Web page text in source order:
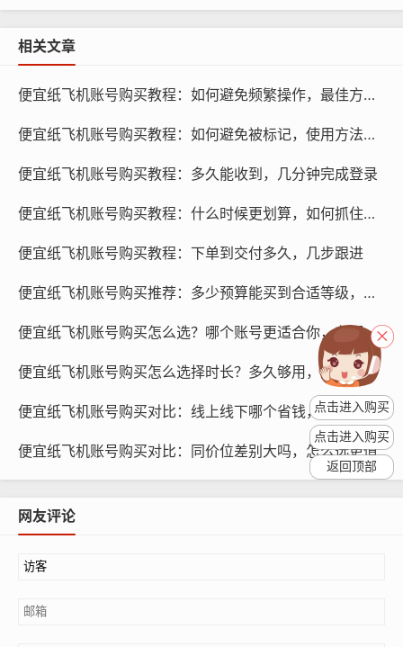
16888.com
为了降低购买便宜纸飞机账号的风险，我们需要采取一些
措施，我们应该选择信誉良好的纸飞机账号供应商，这些
供应商通常会提供账号的安全性保障，并保证账号的合法
性和安全性，我们应该选择购买正版账号，而不是黑市账
号，购买正版账号可以确保账号的安全性,并且不会涉及到
在购买便宜纸飞机账号后，我们需要注意如何使用，我们
应该遵守纸飞机账号的使用规则，不要进行任何违反规定
的行为，我们应该定期更改账号密码，并确保账号的安全
避免在公共场合使用账号,以降低账号被攻击的风险。
相关文章
便宜纸飞机账号购买教程：如何避免频繁操作，最佳方法是什么
便宜纸飞机账号购买教程：如何避免被标记，使用方法有哪些
便宜纸飞机账号购买教程：多久能收到，几分钟完成登录
便宜纸飞机账号购买教程：什么时候更划算，如何抓住活动
便宜纸飞机账号购买教程：下单到交付多久，几步跟进
便宜纸飞机账号购买推荐：多少预算能买到合适等级，怎么判断
便宜纸飞机账号购买怎么选？哪个账号更适合你，在哪下单
便宜纸飞机账号购买怎么选择时长？多久够用，几种套餐怎么比
便宜纸飞机账号购买对比：线上线下哪个省钱，怎么比价
便宜纸飞机账号购买对比：同价位差别大吗，怎么选更值
网友评论
点击进入购买
点击进入购买
返回顶部